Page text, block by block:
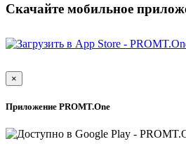
Скачайте мобильное
×
Приложение PROMT.One